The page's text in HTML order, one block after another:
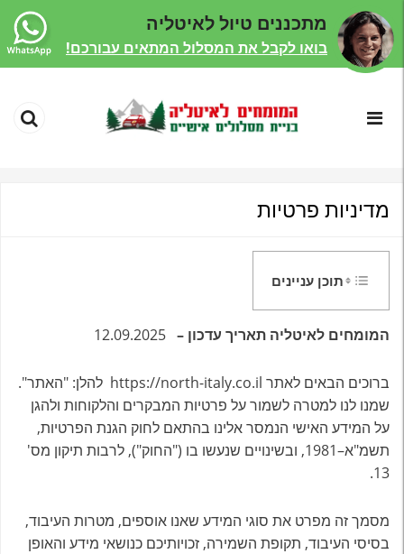
מדיניות פרטיות
תוכן עניינים
המומחים לאיטליה תאריך עדכון –
ברוכים הבאים לאתר https://north-italy.co.il להלן: "האתר".
שמנו לנו למטרה לשמור על פרטיות המבקרים והלקוחות ולהגן
על המידע האישי הנמסר אלינו בהתאם לחוק הגנת הפרטיות,
תשמ"א–1981, ובשינויים שנעשו בו ("החוק"), לרבות תיקון מס'
13.
מסמך זה מפרט את סוגי המידע שאנו אוספים, מטרות העיבוד,
בסיסי העיבוד, תקופת השמירה, זכויותיכם כנושאי מידע והאופן
מתכננים טיול לאיטליה
בואו לקבל את המסלול המתאים עבורכם!